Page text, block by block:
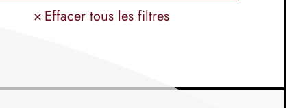
× Effacer tous les filtres